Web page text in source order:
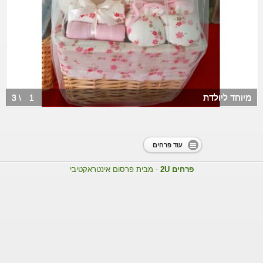
מיוחד ליולדת 3 \ 1
עוד פרחים
פרחים 2U - מבית פרסום אינטראקטיבי